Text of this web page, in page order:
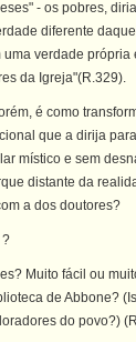
- os pobres,
diferente
uma verdade
da Igreja"(R.329).
é como
que a dirija
místico e sem
distante da
a dos doutores?
?
Muito fácil ou
de Abbone?
do povo?)